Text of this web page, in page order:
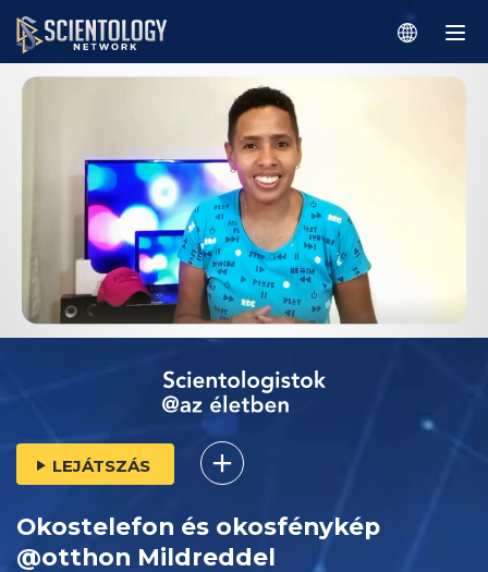
LEJÁTSZÁS
Okostelefon és okosfénykép
@otthon Mildreddel